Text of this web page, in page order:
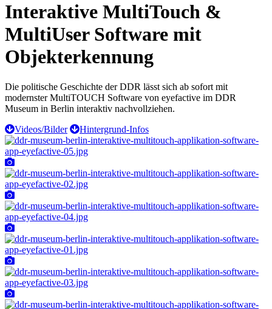
Interaktive MultiTouch &
MultiUser Software mit
Objekterkennung
Die politische Geschichte der DDR lässt sich ab sofort mit
modernster MultiTOUCH Software von eyefactive im DDR
Museum in Berlin interaktiv nachvollziehen.
Videos/Bilder
Hintergrund-Infos